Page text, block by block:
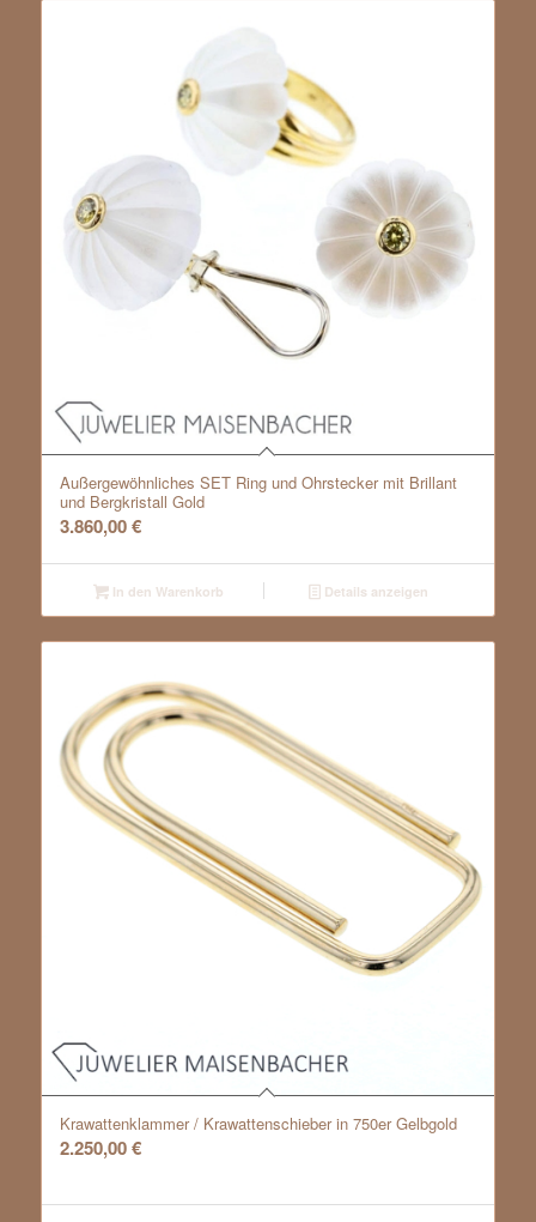
Außergewöhnliches SET Ring und Ohrstecker mit Brillant
und Bergkristall Gold
3.860,00€
In den Warenkorb Details anzeigen
Krawattenklammer / Krawattenschieber in 750er Gelbgold
2.250,00€